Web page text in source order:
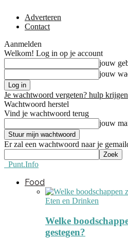
Adverteren
Contact
Aanmelden
Welkom! Log in op je account
jouw
jouw
Je wachtwoord vergeten? hulp krijgen
Wachtwoord herstel
Vind je wachtwoord terug
jouw
Er zal een wachtwoord naar je
Punt.Info
Food
Eten en Drinken
Welke
gestegen?